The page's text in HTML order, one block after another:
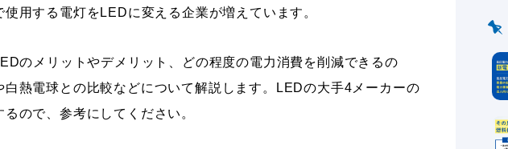
使用する電灯をLEDに変える企業が増えています。
のメリットやデメリット、どの程度の電力消費を削減できるの
白熱電球との比較などについて解説します。LEDの大手4メーカーの
るので、参考にしてください。